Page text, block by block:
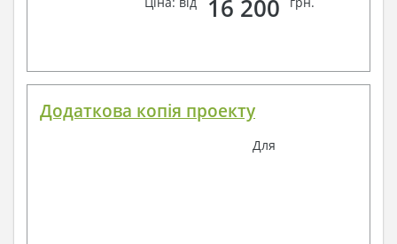
16 200
Додаткова копія проекту
Для